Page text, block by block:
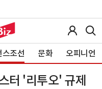
조선 문화 오피니언
터 '리투오' 규제